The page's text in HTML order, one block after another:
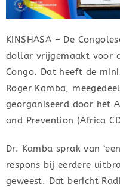
KINSHASA – De
dollar vrijgemaakt voor
Congo. Dat heeft de
Roger Kamba,
georganiseerd door het
and Prevention (Africa
Dr. Kamba sprak van
respons bij eerdere
geweest. Dat bericht